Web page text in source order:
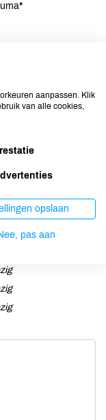
aanpassen. Klik
van alle cookies,
opslaan
pas aan